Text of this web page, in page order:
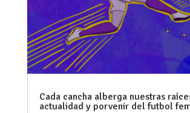
Cada cancha alberga nuestras
actualidad y porvenir del futbol